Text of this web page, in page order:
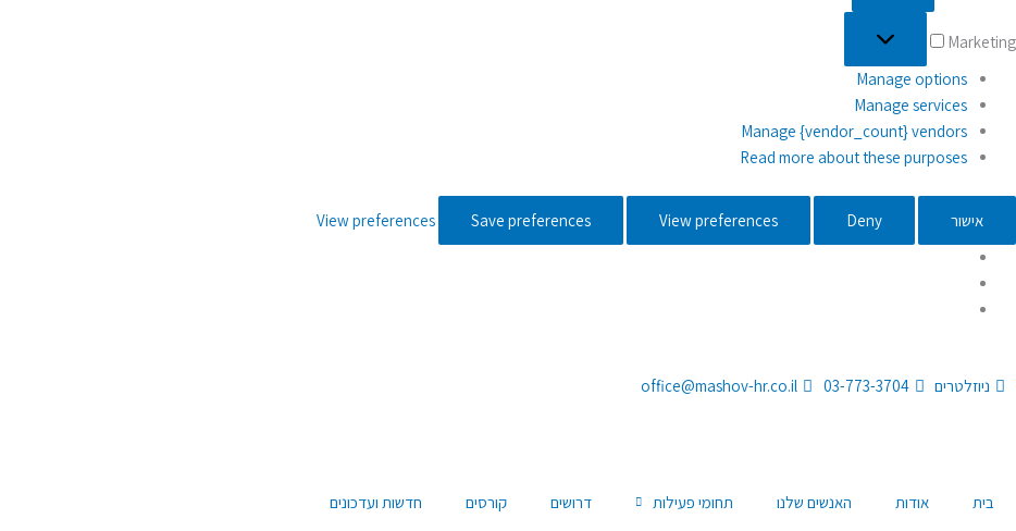
Marketing
Manage options
Manage services
Manage {vendor_count} vendors
Read more about these purposes
אישור Deny
View preferences
Save preferences
View preferences
ניוזלטרים 03-773-3704
office@mashov-hr.co.il
בית אודות האנשים שלנו תחומי פעילות דרושים קורסים חדשות ועדכונים